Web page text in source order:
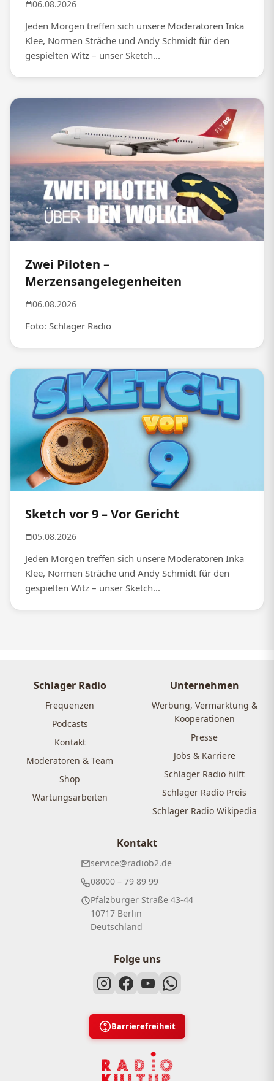
06.08.2026
Jeden Morgen treffen sich unsere Moderatoren Inka
Klee, Normen Sträche und Andy Schmidt für den
gespielten Witz – unser Sketch...
Zwei Piloten –
Merzensangelegenheiten
06.08.2026
Foto: Schlager Radio
Sketch vor 9 – Vor Gericht
05.08.2026
Jeden Morgen treffen sich unsere Moderatoren Inka
Klee, Normen Sträche und Andy Schmidt für den
gespielten Witz – unser Sketch...
Schlager Radio
Frequenzen
Podcasts
Kontakt
Moderatoren & Team
Shop
Wartungsarbeiten
Unternehmen
Werbung, Vermarktung &
Kooperationen
Presse
Jobs & Karriere
Schlager Radio hilft
Schlager Radio Preis
Schlager Radio Wikipedia
Kontakt
service@radiob2.de
08000 – 79 89 99
Pfalzburger Straße 43-44
10717 Berlin
Deutschland
Folge uns
Barrierefreiheit